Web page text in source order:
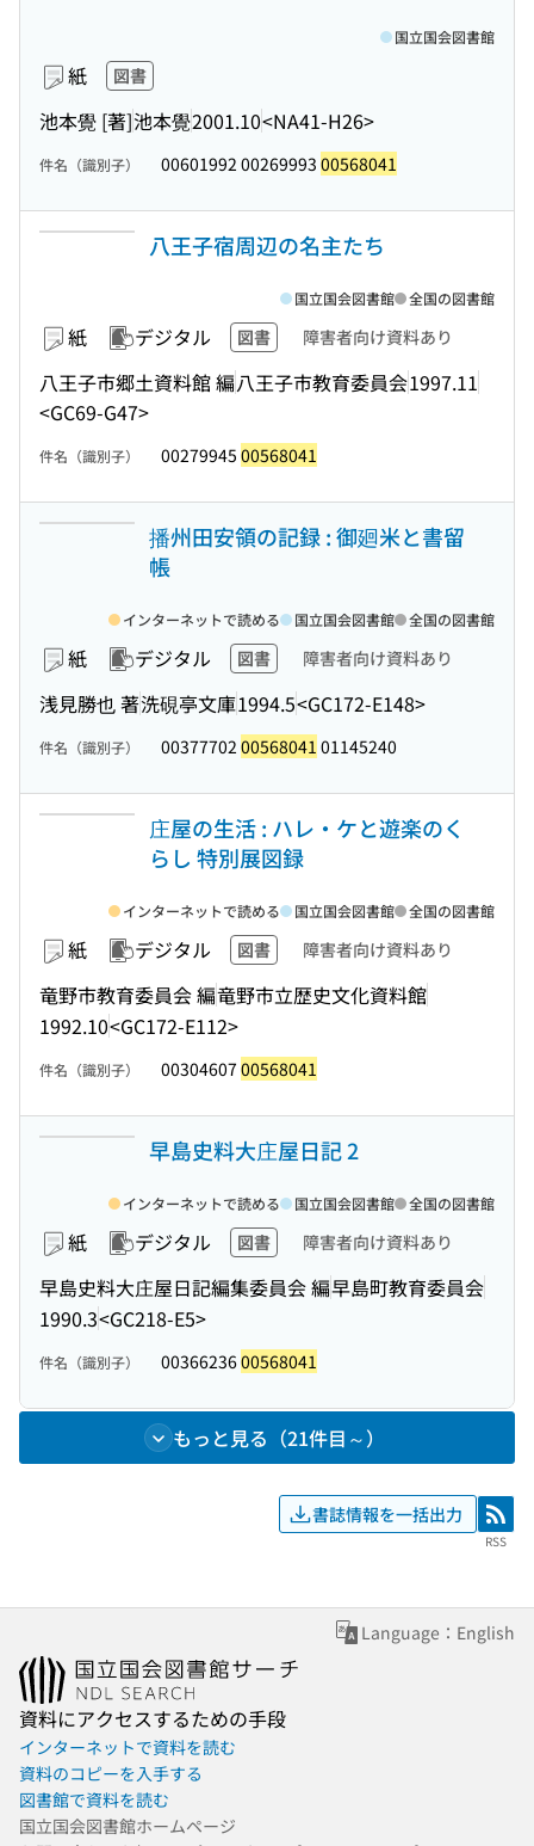
紙 図書
池本覺 [著]池本覺2001.10<NA41-H26>
国立国会図書館
件名（識別子） 00601992 00269993 00568041
八王子宿周辺の名主たち
紙 デジタル 図書 障害者向け資料あり
八王子市郷土資料館 編八王子市教育委員会1997.11
<GC69-G47>
国立国会図書館 全国の図書館
件名（識別子） 00279945 00568041
播州田安領の記録 : 御廻米と書留
帳
紙 デジタル 図書 障害者向け資料あり
浅見勝也 著洗硯亭文庫1994.5<GC172-E148>
インターネットで読める 国立国会図書館 全国の図書館
件名（識別子） 00377702 00568041 01145240
庄屋の生活 : ハレ・ケと遊楽のく
らし 特別展図録
紙 デジタル 図書 障害者向け資料あり
竜野市教育委員会 編竜野市立歴史文化資料館
1992.10<GC172-E112>
インターネットで読める 国立国会図書館 全国の図書館
件名（識別子） 00304607 00568041
早島史料大庄屋日記 2
紙 デジタル 図書 障害者向け資料あり
早島史料大庄屋日記編集委員会 編早島町教育委員会
1990.3<GC218-E5>
インターネットで読める 国立国会図書館 全国の図書館
件名（識別子） 0036623600568041
もっと見る（21件目～）
書誌情報を一括出力 RSS
RSS
Language：English
資料にアクセスするための手段
インターネットで資料を読む
資料のコピーを入手する
図書館で資料を読む
国立国会図書館ホームページ